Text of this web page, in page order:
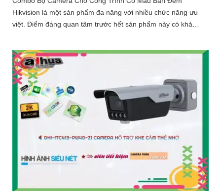
Hikvision là một sản phẩm đa năng với nhiều chức năng ưu
việt. Điểm đáng quan tâm trước hết sản phẩm này có khả